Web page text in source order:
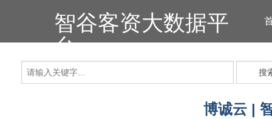
智谷客资大数据平
台
搜
博诚云 |